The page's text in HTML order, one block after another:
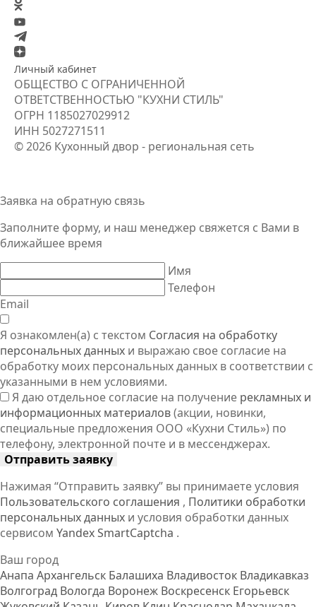
Личный кабинет
ОБЩЕСТВО С ОГРАНИЧЕННОЙ
ОТВЕТСТВЕННОСТЬЮ "КУХНИ СТИЛЬ"
ОГРН 1185027029912
ИНН 5027271511
© 2026 Кухонный двор - региональная сеть
Заявка на обратную связь
Заполните форму, и наш менеджер свяжется с Вами в
ближайшее время
Имя
Телефон
Email
Я ознакомлен(а) с текстом Согласия на обработку
персональных данных и выражаю свое согласие на
обработку моих персональных данных в соответствии с
указанными в нем условиями.
Я даю отдельное согласие на получение рекламных и
информационных материалов(акции, новинки,
специальные предложения ООО «Кухни Стиль») по
телефону, электронной почте и в мессенджерах.
Отправить заявку
Нажимая “Отправить заявку” вы принимаете условия
Пользовательского соглашения , Политики обработки
персональных данных и условия обработки данных
сервисом Yandex SmartCaptcha .
Ваш город
Анапа Архангельск Балашиха Владивосток Владикавказ
Волгоград Вологда Воронеж Воскресенск Егорьевск